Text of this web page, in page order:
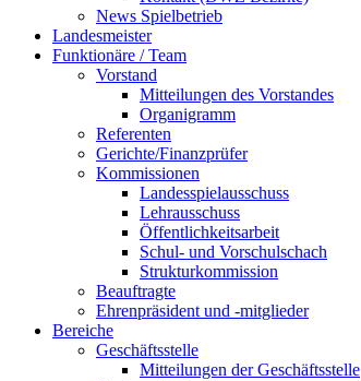
News Spielbetrieb
Landesmeister
Funktionäre / Team
Vorstand
Mitteilungen des Vorstandes
Organigramm
Referenten
Gerichte/Finanzprüfer
Kommissionen
Landesspielausschuss
Lehrausschuss
Öffentlichkeitsarbeit
Schul- und Vorschulschach
Strukturkommission
Beauftragte
Ehrenpräsident und -mitglieder
Bereiche
Geschäftsstelle
Mitteilungen der Geschäftsstelle